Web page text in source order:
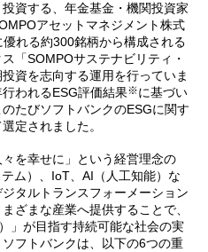
資する、年金基金・機関投資家
アセットマネジメント株式
れる約300銘柄から構成される
「SOMPOサステナビリティ・
資を志向する運用を行っていま
われるESG評価結果※に基づい
たびソフトバンクのESGに関す
定されました。
を幸せに」という経営理念の
ム）、IoT、AI（人工知能）な
タルトランスフォーメーション
ざまな産業へ提供することで、
」が目指す持続可能な社会の実
フトバンクは、以下の6つの重